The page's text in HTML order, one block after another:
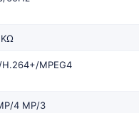
MPEG4
4 MP/3